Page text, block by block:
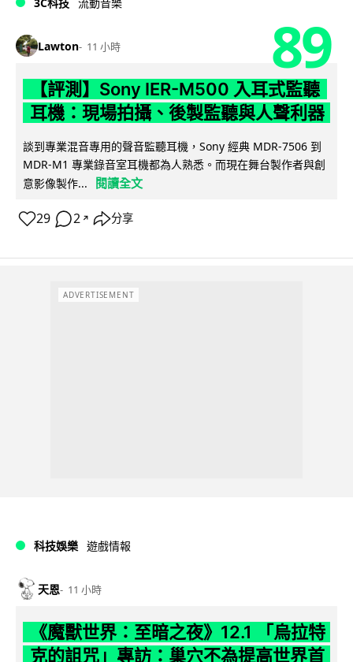
Lawton 11 小時 89
【評測】Sony IER-M500 入耳式監聽
耳機：現場拍攝、後製監聽與人聲利器
談到專業混音專用的聲音監聽耳機，Sony 經典 MDR-7506 到
MDR-M1 專業錄音室耳機都為人熟悉。而現在舞台製作者與創
意影像製作...
閱讀全文
29 2 ↗ 分享
ADVERTISEMENT
科技娛樂 遊戲情報
天恩 11 小時
《魔獸世界：至暗之夜》12.1 「烏拉特
克的詛咒」專訪：巢穴不為提高世界首